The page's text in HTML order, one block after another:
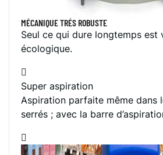
MÉCANIQUE TRÉS ROBUSTE
Seul ce qui dure longtemps est
écologique.
Super aspiration
Aspiration parfaite même dans
serrés ; avec la barre